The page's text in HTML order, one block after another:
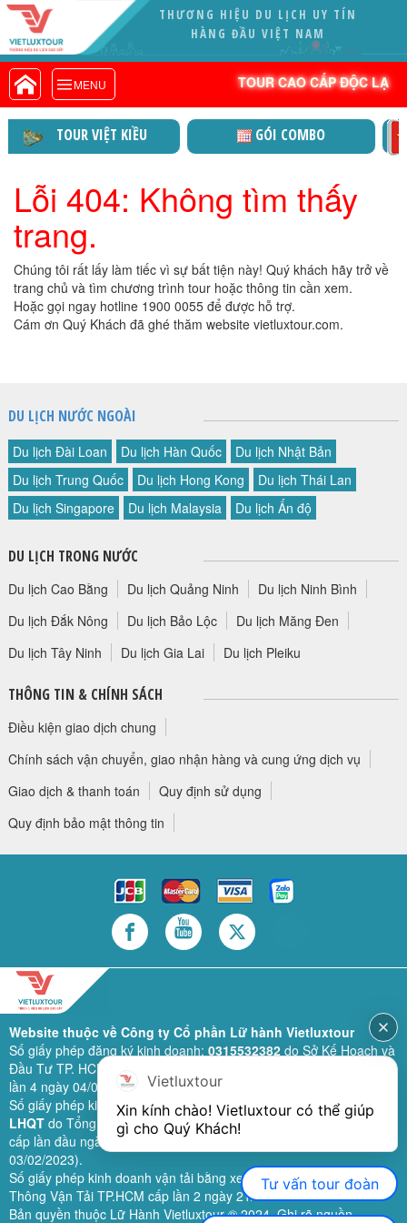
THƯƠNG HIỆU DU LỊCH UY TÍN
HÀNG ĐẦU VIỆT NAM
MENU TOUR CAO CẤP ĐỘC LẠ
VIETLUXTOUR.COM
TOUR CAO CẤP ĐỘC LẠ
TOUR TRONG NƯỚC
TOUR NƯỚC NGOÀI
TOUR KHỞI HÀNH TỪ HÀ NỘI
TOUR KHỞI HÀNH TỪ CẦN THƠ
TOUR ĐOÀN - M.I.C.E
TOUR COMBO
DỊCH VỤ
GIỚI THIỆU
HỘP THƯ GÓP Ý
PROFILE HƯỚNG DẪN VIÊN
TUYỂN DỤNG
LIÊN HỆ
TOUR VIỆT KIỀU GÓI COMBO
Lỗi 404: Không tìm thấy
trang.
Chúng tôi rất lấy làm tiếc vì sự bất tiện này! Quý khách hãy trở về
trang chủ và tìm chương trình tour hoặc thông tin cần xem.
Hoặc gọi ngay hotline 1900 0055 để được hỗ trợ.
Cám ơn Quý Khách đã ghé thăm website vietluxtour.com.
DU LỊCH NƯỚC NGOÀI
Du lịch Đài Loan Du lịch Hàn Quốc
Du lịch Nhật Bản
Du lịch Trung Quốc
Du lịch Hong Kong
Du lịch Thái Lan
Du lịch Singapore
Du lịch Malaysia Du lịch Ấn độ
DU LỊCH TRONG NƯỚC
Du lịch Cao Bằng Du lịch Quảng Ninh
Du lịch Ninh Bình
Du lịch Đắk Nông
Du lịch Bảo Lộc
Du lịch Măng Đen
Du lịch Tây Ninh
Du lịch Gia Lai Du lịch Pleiku
THÔNG TIN & CHÍNH SÁCH
Điều kiện giao dịch chung
Chính sách vận chuyển, giao nhận hàng và cung ứng dịch vụ
Giao dịch & thanh toán
Quy định sử dụng
Quy định bảo mật thông tin
Website thuộc về Công ty Cổ phần Lữ hành Vietluxtour
Số giấy phép đăng ký kinh doanh: 0315532382do Sở Kế Hoạch và
Đầu Tư TP. HCM cấp lần đầu ngày 28/02/2019 (sửa đổi bổ sung
lần 4 ngày 04/06/2024).
Số giấy phép kinh doanh lữ hành quốc tế:79-1111/2019/TCDL-GP
LHQTdo Tổng Cục Du Lịch (nay là Cục Du lịch quốc gia Việt Nam)
cấp lần đầu ngày 26/09/2019 (sửa đổi, bổ sung lần 3 ngày
03/02/2023).
Số giấy phép kinh doanh vận tải bằng xe ô tô:11924do Sở Giao
Thông Vận Tải TP.HCM cấp lần 2 ngày 21/02/2023.
Bản quyền thuộc Lữ Hành Vietluxtour ® 2024. Ghi rõ nguồn
Vietluxtour
Xin kính chào! Vietluxtour có thể giúp
gì cho Quý Khách!
Tư vấn tour đoàn